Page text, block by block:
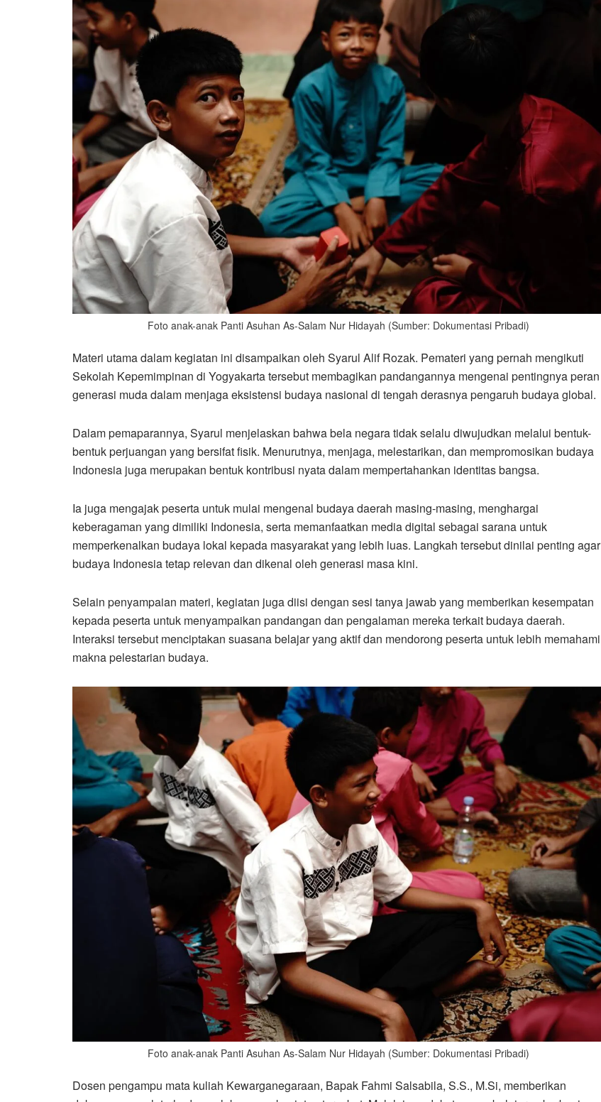
Foto anak-anak Panti Asuhan As-Salam Nur Hidayah (Sumber: Dokumentasi Pribadi)
Materi utama dalam kegiatan ini disampaikan oleh Syarul Alif Rozak. Pemateri yang pernah mengikuti
Sekolah Kepemimpinan di Yogyakarta tersebut membagikan pandangannya mengenai pentingnya peran
generasi muda dalam menjaga eksistensi budaya nasional di tengah derasnya pengaruh budaya global.
Dalam pemaparannya, Syarul menjelaskan bahwa bela negara tidak selalu diwujudkan melalui bentuk-
bentuk perjuangan yang bersifat fisik. Menurutnya, menjaga, melestarikan, dan mempromosikan budaya
Indonesia juga merupakan bentuk kontribusi nyata dalam mempertahankan identitas bangsa.
Ia juga mengajak peserta untuk mulai mengenal budaya daerah masing-masing, menghargai
keberagaman yang dimiliki Indonesia, serta memanfaatkan media digital sebagai sarana untuk
memperkenalkan budaya lokal kepada masyarakat yang lebih luas. Langkah tersebut dinilai penting agar
budaya Indonesia tetap relevan dan dikenal oleh generasi masa kini.
Selain penyampaian materi, kegiatan juga diisi dengan sesi tanya jawab yang memberikan kesempatan
kepada peserta untuk menyampaikan pandangan dan pengalaman mereka terkait budaya daerah.
Interaksi tersebut menciptakan suasana belajar yang aktif dan mendorong peserta untuk lebih memahami
makna pelestarian budaya.
Foto anak-anak Panti Asuhan As-Salam Nur Hidayah (Sumber: Dokumentasi Pribadi)
Dosen pengampu mata kuliah Kewarganegaraan, Bapak Fahmi Salsabila, S.S., M.Si, memberikan